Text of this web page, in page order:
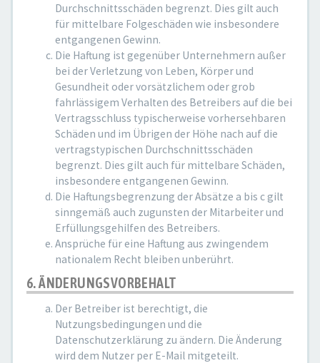
Durchschnittsschäden begrenzt. Dies gilt auch
für mittelbare Folgeschäden wie insbesondere
entgangenen Gewinn.
Die Haftung ist gegenüber Unternehmern außer
bei der Verletzung von Leben, Körper und
Gesundheit oder vorsätzlichem oder grob
fahrlässigem Verhalten des Betreibers auf die bei
Vertragsschluss typischerweise vorhersehbaren
Schäden und im Übrigen der Höhe nach auf die
vertragstypischen Durchschnittsschäden
begrenzt. Dies gilt auch für mittelbare Schäden,
insbesondere entgangenen Gewinn.
Die Haftungsbegrenzung der Absätze a bis c gilt
sinngemäß auch zugunsten der Mitarbeiter und
Erfüllungsgehilfen des Betreibers.
Ansprüche für eine Haftung aus zwingendem
nationalem Recht bleiben unberührt.
6. ÄNDERUNGSVORBEHALT
Der Betreiber ist berechtigt, die
Nutzungsbedingungen und die
Datenschutzerklärung zu ändern. Die Änderung
wird dem Nutzer per E-Mail mitgeteilt.